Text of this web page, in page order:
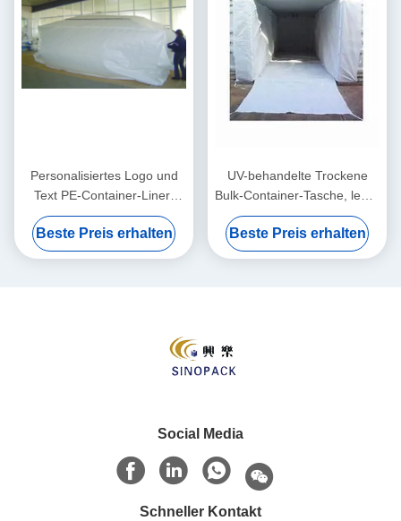
Personalisiertes Logo und
Text PE-Container-Liner-
Taschen UV-behandelt
Beste Preis erhalten
UV-behandelte Trockene
Bulk-Container-Tasche, leere
oder gedruckte für den
Versand und die Bearbeitung
von Fracht
Beste Preis erhalten
Social Media
Schneller Kontakt